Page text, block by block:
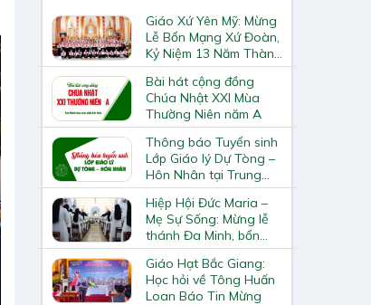
Giáo Xứ Yên Mỹ: Mừng
Lễ Bổn Mạng Xứ Đoàn,
Kỷ Niệm 13 Năm Thành
Lập Và Bế Giảng Giáo
Lý Hè 2026
Bài hát cộng đồng
Chúa Nhật XXI Mùa
Thường Niên năm A
Thông báo Tuyển sinh
Lớp Giáo lý Dự Tòng –
Hôn Nhân tại Trung
Tâm Mục Vụ
Hiệp Hội Đức Maria –
Mẹ Sự Sống: Mừng lễ
thánh Đa Minh, bổn
mạng Hiệp Hội
Giáo Hạt Bắc Giang:
Học hỏi về Tông Huấn
Loan Báo Tin Mừng